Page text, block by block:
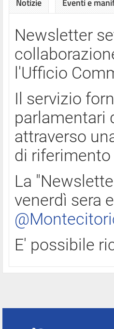
Notizie Eventi e
Newsletter
l'Ufficio
Il servizio
parlamentari
attraverso
di
La
venerdì sera
E' possibile